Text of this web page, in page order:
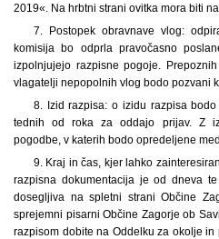
2019«. Na hrbtni strani ovitka mora biti
7. Postopek obravnave vlog:
komisija bo odprla pravočasno
izpolnjujejo razpisne pogoje.
vlagatelji nepopolnih vlog bodo pozvani
8. Izid razpisa: o izidu razpisa
tednih od roka za oddajo prijav. Z
pogodbe, v katerih bodo opredeljene
9. Kraj in čas, kjer lahko
razpisna dokumentacija je od dneva
dosegljiva na spletni strani Občine
sprejemni pisarni Občine Zagorje ob
razpisom dobite na Oddelku za okolje